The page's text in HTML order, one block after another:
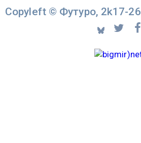
Copyleft © Футуро, 2k17-26